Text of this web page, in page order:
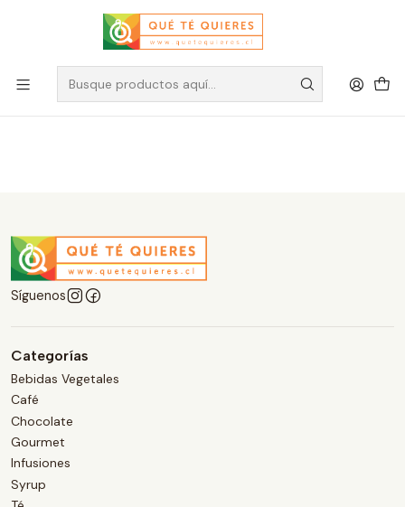
Otros
Filtros
Síguenos
Categorías
Bebidas Vegetales
Café
Chocolate
Gourmet
Infusiones
Syrup